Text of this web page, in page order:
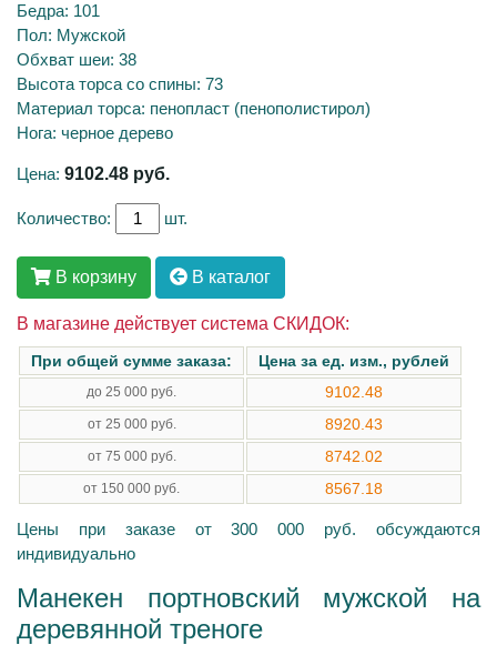
Бедра: 101
Пол: Мужской
Обхват шеи: 38
Высота торса со спины: 73
Материал торса: пенопласт (пенополистирол)
Нога: черное дерево
Цена: 9102.48 руб.
Количество: шт.
В корзину В каталог
В магазине действует система СКИДОК:
При общей сумме заказа: Цена за ед. изм., рублей
до 25 000 руб. 9102.48
от 25 000 руб. 8920.43
от 75 000 руб. 8742.02
от 150 000 руб. 8567.18
Цены при заказе от 300 000 руб. обсуждаются
индивидуально
Манекен портновский мужской на
деревянной треноге